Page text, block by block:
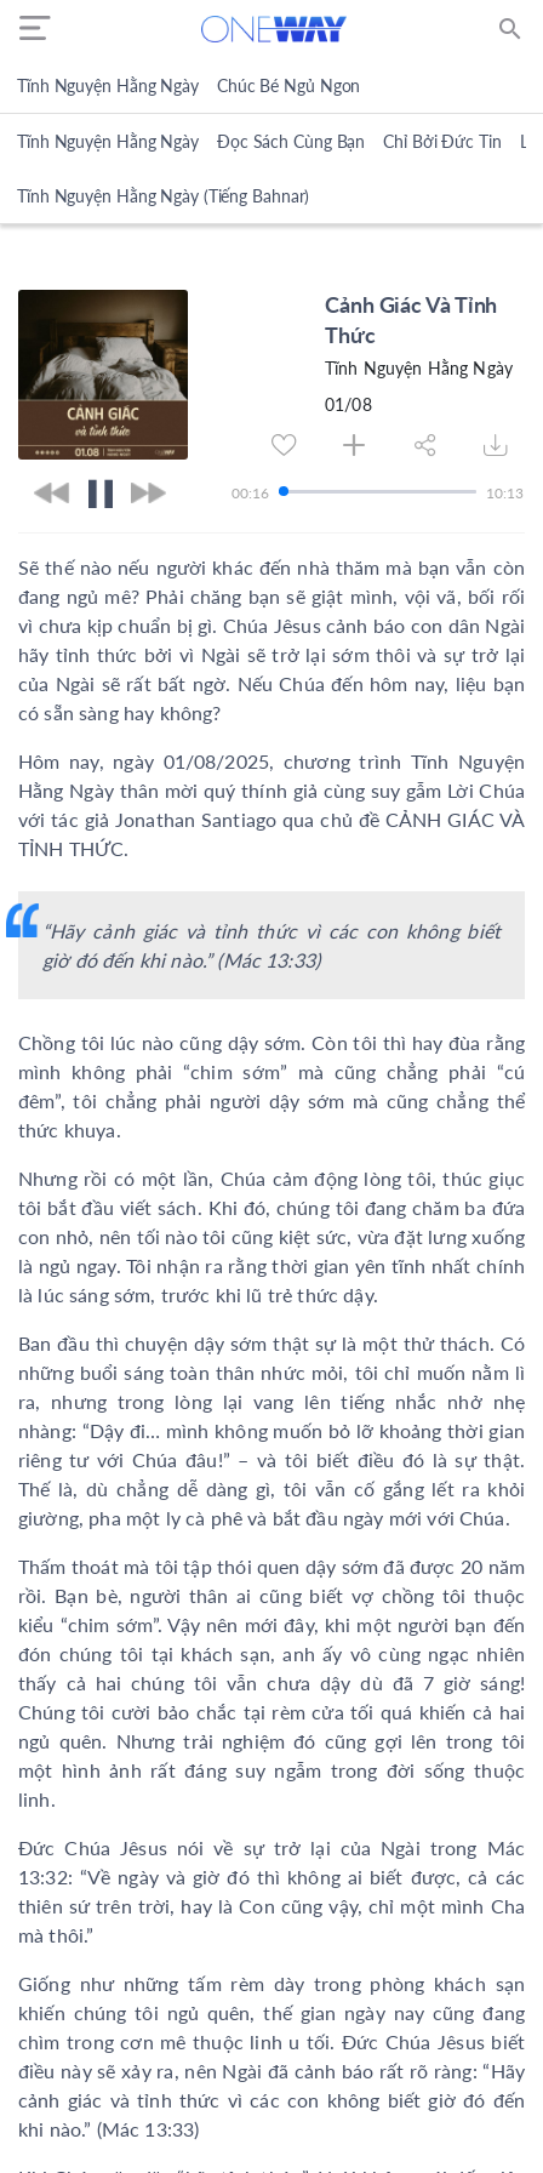
search
Tĩnh Nguyện Hằng Ngày Chúc Bé Ngủ Ngon
Tĩnh Nguyện Hằng Ngày Đọc Sách Cùng Bạn Chỉ Bởi Đức Tin
Tĩnh Nguyện Hằng Ngày (Tiếng Bahnar)
Cảnh Giác Và Tỉnh
Thức
Tĩnh Nguyện Hằng Ngày
01/08
00:17 10:13
Sẽ thế nào nếu người khác đến nhà thăm mà bạn vẫn còn
đang ngủ mê? Phải chăng bạn sẽ giật mình, vội vã, bối rối
vì chưa kịp chuẩn bị gì. Chúa Jêsus cảnh báo con dân Ngài
hãy tỉnh thức bởi vì Ngài sẽ trở lại sớm thôi và sự trở lại
của Ngài sẽ rất bất ngờ. Nếu Chúa đến hôm nay, liệu bạn
có sẵn sàng hay không?
Hôm nay, ngày 01/08/2025, chương trình Tĩnh Nguyện
Hằng Ngày thân mời quý thính giả cùng suy gẫm Lời Chúa
với tác giả Jonathan Santiago qua chủ đề CẢNH GIÁC VÀ
TỈNH THỨC.
“Hãy cảnh giác và tỉnh thức vì các con không biết
giờ đó đến khi nào.” (Mác 13:33)
Chồng tôi lúc nào cũng dậy sớm. Còn tôi thì hay đùa rằng
mình không phải “chim sớm” mà cũng chẳng phải “cú
đêm”, tôi chẳng phải người dậy sớm mà cũng chẳng thể
thức khuya.
Nhưng rồi có một lần, Chúa cảm động lòng tôi, thúc giục
tôi bắt đầu viết sách. Khi đó, chúng tôi đang chăm ba đứa
con nhỏ, nên tối nào tôi cũng kiệt sức, vừa đặt lưng xuống
là ngủ ngay. Tôi nhận ra rằng thời gian yên tĩnh nhất chính
là lúc sáng sớm, trước khi lũ trẻ thức dậy.
Ban đầu thì chuyện dậy sớm thật sự là một thử thách. Có
những buổi sáng toàn thân nhức mỏi, tôi chỉ muốn nằm lì
ra, nhưng trong lòng lại vang lên tiếng nhắc nhở nhẹ
nhàng: “Dậy đi… mình không muốn bỏ lỡ khoảng thời gian
riêng tư với Chúa đâu!” – và tôi biết điều đó là sự thật.
Thế là, dù chẳng dễ dàng gì, tôi vẫn cố gắng lết ra khỏi
giường, pha một ly cà phê và bắt đầu ngày mới với Chúa.
Thấm thoát mà tôi tập thói quen dậy sớm đã được 20 năm
rồi. Bạn bè, người thân ai cũng biết vợ chồng tôi thuộc
kiểu “chim sớm”. Vậy nên mới đây, khi một người bạn đến
đón chúng tôi tại khách sạn, anh ấy vô cùng ngạc nhiên
thấy cả hai chúng tôi vẫn chưa dậy dù đã 7 giờ sáng!
Chúng tôi cười bảo chắc tại rèm cửa tối quá khiến cả hai
ngủ quên. Nhưng trải nghiệm đó cũng gợi lên trong tôi
một hình ảnh rất đáng suy ngẫm trong đời sống thuộc
linh.
Đức Chúa Jêsus nói về sự trở lại của Ngài trong Mác
13:32: “Về ngày và giờ đó thì không ai biết được, cả các
thiên sứ trên trời, hay là Con cũng vậy, chỉ một mình Cha
mà thôi.”
Giống như những tấm rèm dày trong phòng khách sạn
khiến chúng tôi ngủ quên, thế gian ngày nay cũng đang
chìm trong cơn mê thuộc linh u tối. Đức Chúa Jêsus biết
điều này sẽ xảy ra, nên Ngài đã cảnh báo rất rõ ràng: “Hãy
cảnh giác và tỉnh thức vì các con không biết giờ đó đến
khi nào.” (Mác 13:33)